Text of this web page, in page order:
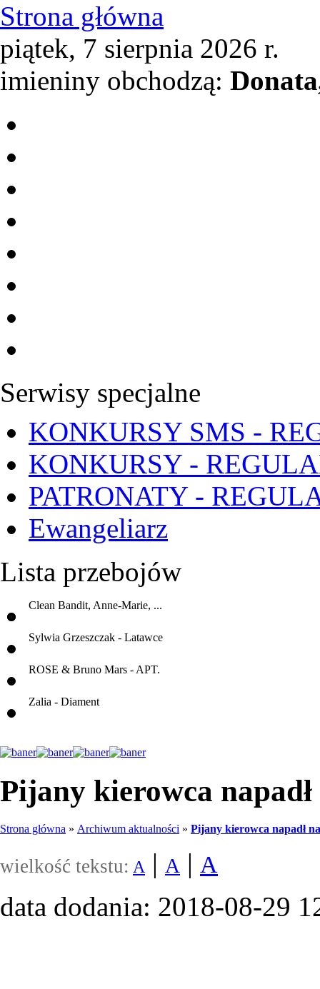
Strona główna
piątek, 7 sierpnia 2026 r.
imieniny obchodzą:
Serwisy specjalne
KONKURSY SMS -
KONKURSY -
PATRONATY -
Ewangeliarz
Lista przebojów
Clean Bandit, Anne-Marie, ...
Sylwia Grzeszczak - Latawce
ROSE & Bruno Mars - APT.
Zalia - Diament
Pijany kierowca
Strona główna » Archiwum aktualności » Pijany kierowca napadł
wielkość tekstu: A | A | A
data dodania: 2018-08-29